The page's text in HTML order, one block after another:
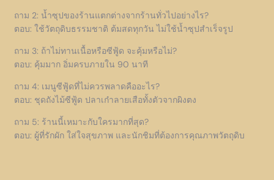
ถาม 2: น้ำซุปของร้านแตกต่างจากร้านทั่วไปอย่างไร?
ตอบ: ใช้วัตถุดิบธรรมชาติ ต้มสดทุกวัน ไม่ใช้น้ำซุปสำเร็จรูป
ถาม 3: ถ้าไม่ทานเนื้อหรือซีฟู้ด จะคุ้มหรือไม่?
ตอบ: คุ้มมาก อิ่มครบภายใน 90 นาที
ถาม 4: เมนูซีฟู้ดที่ไม่ควรพลาดคืออะไร?
ตอบ: ชุดถังไม้ซีฟู้ด ปลาเก๋าลายเสือทั้งตัวจากผิงตง
ถาม 5: ร้านนี้เหมาะกับใครมากที่สุด?
ตอบ: ผู้ที่รักผัก ใส่ใจสุขภาพ และนักชิมที่ต้องการคุณภาพวัตถุดิบ